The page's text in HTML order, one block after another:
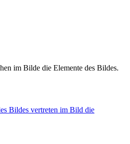
im Bilde die Elemente des Bildes.
Bildes vertreten im Bild die